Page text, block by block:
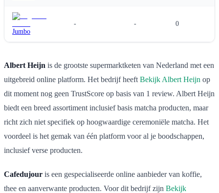
Jumbo
- - 0
Albert Heijn is de grootste supermarktketen van Nederland met een
uitgebreid online platform. Het bedrijf heeft Bekijk Albert Heijn op
dit moment nog geen TrustScore op basis van 1 review. Albert Heijn
biedt een breed assortiment inclusief basis matcha producten, maar
richt zich niet specifiek op hoogwaardige ceremoniële matcha. Het
voordeel is het gemak van één platform voor al je boodschappen,
inclusief verse producten.
Cafedujour is een gespecialiseerde online aanbieder van koffie,
thee en aanverwante producten. Voor dit bedrijf zijn Bekijk